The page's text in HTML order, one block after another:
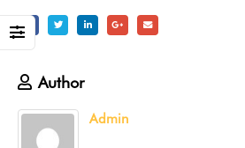
Author
Admin